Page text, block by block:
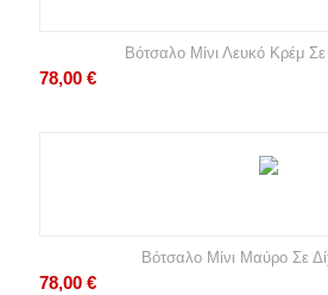
Βότσαλο Μίνι Λευκό Κρέμ Σε
78,00 €
Βότσαλο Μίνι Μαύρο Σε
78,00 €